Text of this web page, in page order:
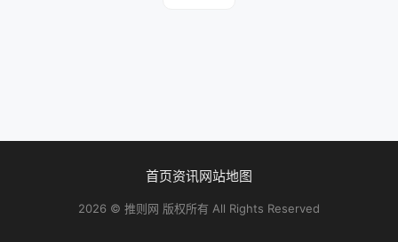
首页资讯网站地图
2026 © 推则网 版权所有 All Rights Reserved